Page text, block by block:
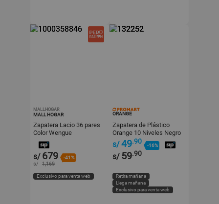
MALLHOGAR
MALL HOGAR
Zapatera Lacio 36 pares
Color Wengue
s/ 679 -41%
s/ 1,169
Exclusivo para venta web
ORANGE
Zapatera de Plástico
Orange 10 Niveles Negro
s/49.90
-16%
s/ 59.90
Retira mañana
Llega mañana
Exclusivo para venta web